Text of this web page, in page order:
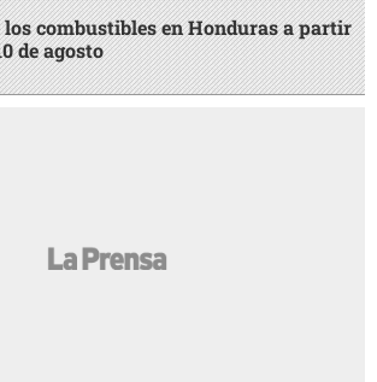
los combustibles en Honduras a partir
de agosto